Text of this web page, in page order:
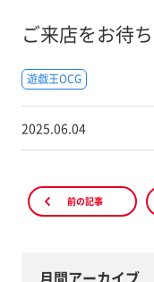
ご来店をお待
遊戯王OCG
2025.06.04
前の記事
月間アーカイブ